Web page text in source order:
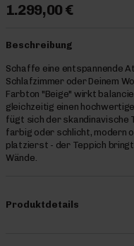
1.299,00 €
Beschreibung
Schaffe eine entspannende
Schlafzimmer oder Deinem
Farbton "Beige" wirkt
gleichzeitig einen
fügt sich der skandinavische
farbig oder schlicht, modern
platzierst - der Teppich bringt
Wände.
Produktdetails